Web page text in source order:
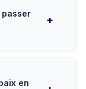
passer
en